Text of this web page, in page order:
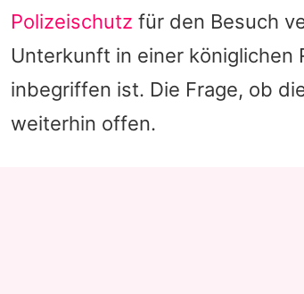
Polizeischutz für den Besuch
Unterkunft in einer königlichen
inbegriffen ist. Die Frage, ob
weiterhin offen.